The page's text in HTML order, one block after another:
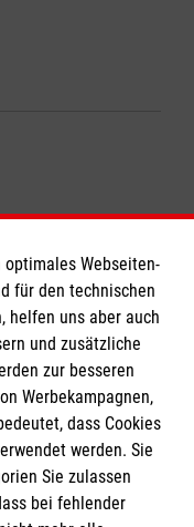
optimales Webseiten-
für den technischen
helfen uns aber auch
und zusätzliche
zur besseren
Werbekampagnen,
dass Cookies
werden. Sie
Sie zulassen
bei fehlender